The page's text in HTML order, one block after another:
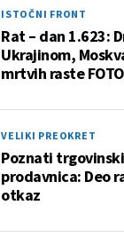
ISTOČNI FRONT
Rat – dan 1.623:
Ukrajinom,
mrtvih raste
VELIKI PREOKRET
Poznati
prodavnica: Deo
otkaz